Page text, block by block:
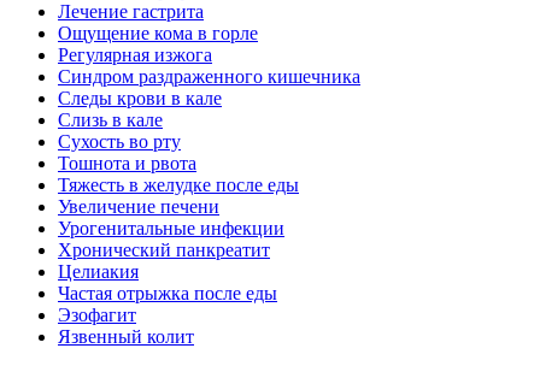
Лечение гастрита
Ощущение кома в горле
Регулярная изжога
Синдром раздраженного кишечника
Следы крови в кале
Слизь в кале
Сухость во рту
Тошнота и рвота
Тяжесть в желудке после еды
Увеличение печени
Урогенитальные инфекции
Хронический панкреатит
Целиакия
Частая отрыжка после еды
Эзофагит
Язвенный колит